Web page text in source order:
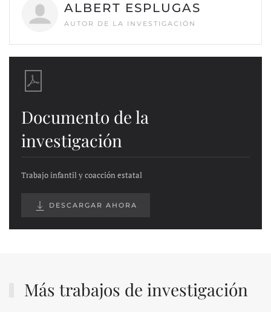
ALBERT ESPLUGAS
AUTOR DE LA INVESTIGACIÓN
Documento de la
investigación
Trabajo infantil y coacción estatal
DESCARGAR AHORA
Más trabajos de investigación